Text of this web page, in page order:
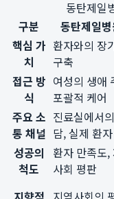
동탄제일
구분
동탄제일
핵심 가
치
환자와의 장
구축
접근 방
식
여성의 생애
포괄적 케어
주요 소
통 채널
진료실에서
담, 실제 환
성공의
척도
환자 만족도,
사회 평판